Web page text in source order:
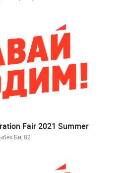
Fair 2021 Summer
Би, 82